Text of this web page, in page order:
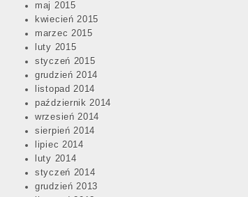
maj 2015
kwiecień 2015
marzec 2015
luty 2015
styczeń 2015
grudzień 2014
listopad 2014
październik 2014
wrzesień 2014
sierpień 2014
lipiec 2014
luty 2014
styczeń 2014
grudzień 2013